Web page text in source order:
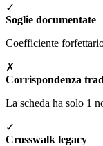
✓
Soglie documentate
Coefficiente
✗
Corrispondenza
La scheda ha solo 1
✓
Crosswalk legacy